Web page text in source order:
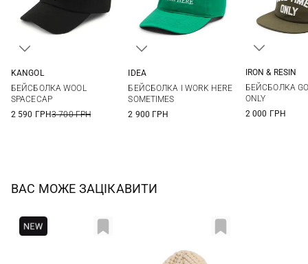
KANGOL
БЕЙСБОЛКА WOOL
SPACECAP
2 590 ГРН3 700 ГРН
IDEA
БЕЙСБОЛКА I WORK HERE
SOMETIMES
2 900 ГРН
IRON & RESIN
БЕЙСБОЛКА
ONLY
2 000 ГРН
ВАС МОЖЕ ЗАЦІКАВИТИ